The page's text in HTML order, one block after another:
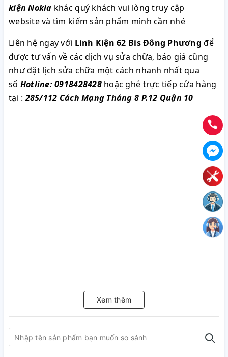
kiện Nokia khác quý khách vui lòng truy cập
website và tìm kiếm sản phẩm mình cần nhé
Liên hệ ngay với Linh Kiện 62 Bis Đông Phương để
được tư vấn về các dịch vụ sửa chữa, báo giá cũng
như đặt lịch sửa chữa một cách nhanh nhất qua
số Hotline: 0918428428hoặc ghé trực tiếp cửa hàng
tại :285/112 Cách Mạng Tháng 8 P.12 Quận 10
Xem thêm